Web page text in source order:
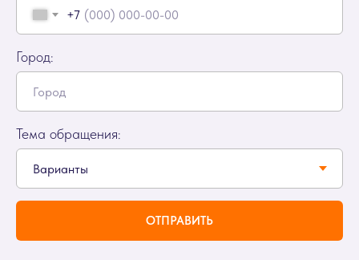
+7
Город:
Тема обращения:
ОТПРАВИТЬ